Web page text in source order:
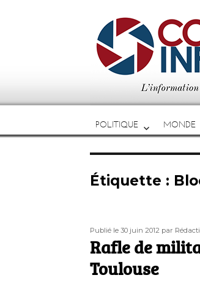
POLITIQUE MONDE
Étiquette :
Publié
le
Publié le 30 juin 2012 Auteur
par
Rafle de
Toulouse